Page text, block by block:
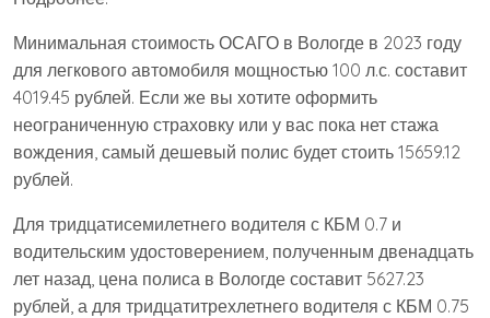
Минимальная стоимость ОСАГО в Вологде в 2023 году
для легкового автомобиля мощностью 100 л.с. составит
4019.45 рублей. Если же вы хотите оформить
неограниченную страховку или у вас пока нет стажа
вождения, самый дешевый полис будет стоить 15659.12
рублей.
Для тридцатисемилетнего водителя с КБМ 0.7 и
водительским удостоверением, полученным двенадцать
лет назад, цена полиса в Вологде составит 5627.23
рублей, а для тридцатитрехлетнего водителя с КБМ 0.75